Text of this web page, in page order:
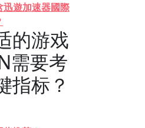
遊加速器國際
的游戏
需要考
指标？